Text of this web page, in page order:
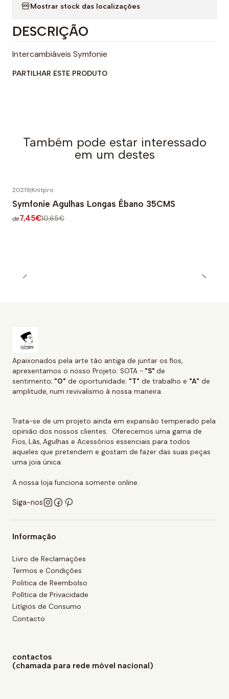
Mostrar stock das localizações
DESCRIÇÃO
Intercambiáveis Symfonie
PARTILHAR ESTE PRODUTO
Também pode estar interessado
em um destes
20219|Knitpro
Symfonie Agulhas Longas Ébano 35CMS
de7,45€10,65€
Apaixonados pela arte tão antiga de juntar os fios,
apresentamos o nosso Projeto: SOTA - "S" de
sentimento; "O" de oportunidade; "T" de trabalho e "A" de
amplitude, num revivalismo à nossa maneira.
Trata-se de um projeto ainda em expansão temperado pela
opinião dos nossos clientes. Oferecemos uma gama de
Fios, Lãs, Agulhas e Acessórios essenciais para todos
aqueles que pretendem e gostam de fazer das suas peças
uma joia única.
A nossa loja funciona somente online.
Siga-nos
Informação
Livro de Reclamações
Termos e Condições
Politica de Reembolso
Política de Privacidade
Litígios de Consumo
Contacto
contactos
(chamada para rede móvel nacional)